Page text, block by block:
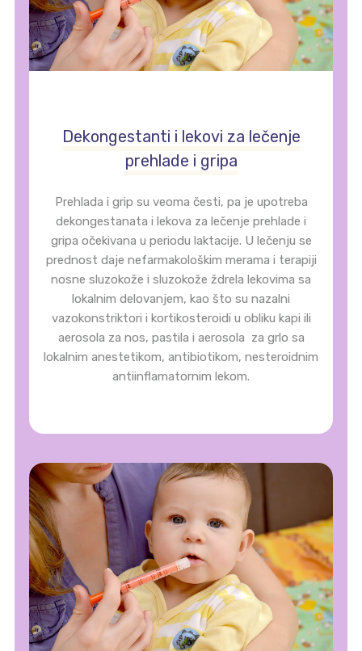
Dekongestanti i lekovi za lečenje
prehlade i gripa
Prehlada i grip su veoma česti, pa je upotreba
dekongestanata i lekova za lečenje prehlade i
gripa očekivana u periodu laktacije. U lečenju se
prednost daje nefarmakološkim merama i terapiji
nosne sluzokože i sluzokože ždrela lekovima sa
lokalnim delovanjem, kao što su nazalni
vazokonstriktori i kortikosteroidi u obliku kapi ili
aerosola za nos, pastila i aerosola za grlo sa
lokalnim anestetikom, antibiotikom, nesteroidnim
antiinflamatornim lekom.